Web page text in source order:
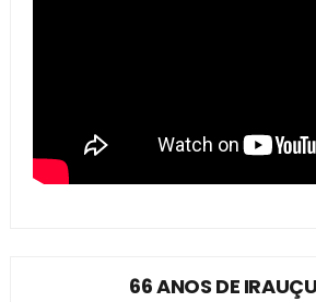
66 ANOS DE